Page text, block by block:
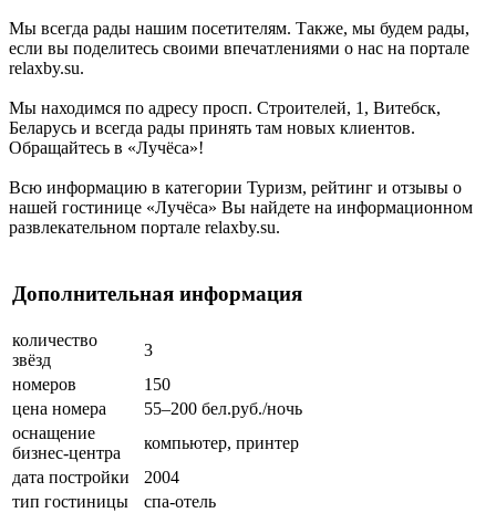
Мы всегда рады нашим посетителям. Также, мы будем рады,
если вы поделитесь своими впечатлениями о нас на портале
relaxby.su.
Мы находимся по адресу просп. Строителей, 1, Витебск,
Беларусь и всегда рады принять там новых клиентов.
Обращайтесь в «Лучёса»!
Всю информацию в категории Туризм, рейтинг и отзывы о
нашей гостинице «Лучёса» Вы найдете на информационном
развлекательном портале relaxby.su.
Дополнительная информация
количество
звёзд
3
номеров
150
цена номера
55–200 бел.руб./ночь
оснащение
бизнес-центра
компьютер, принтер
дата постройки
2004
тип гостиницы
спа-отель